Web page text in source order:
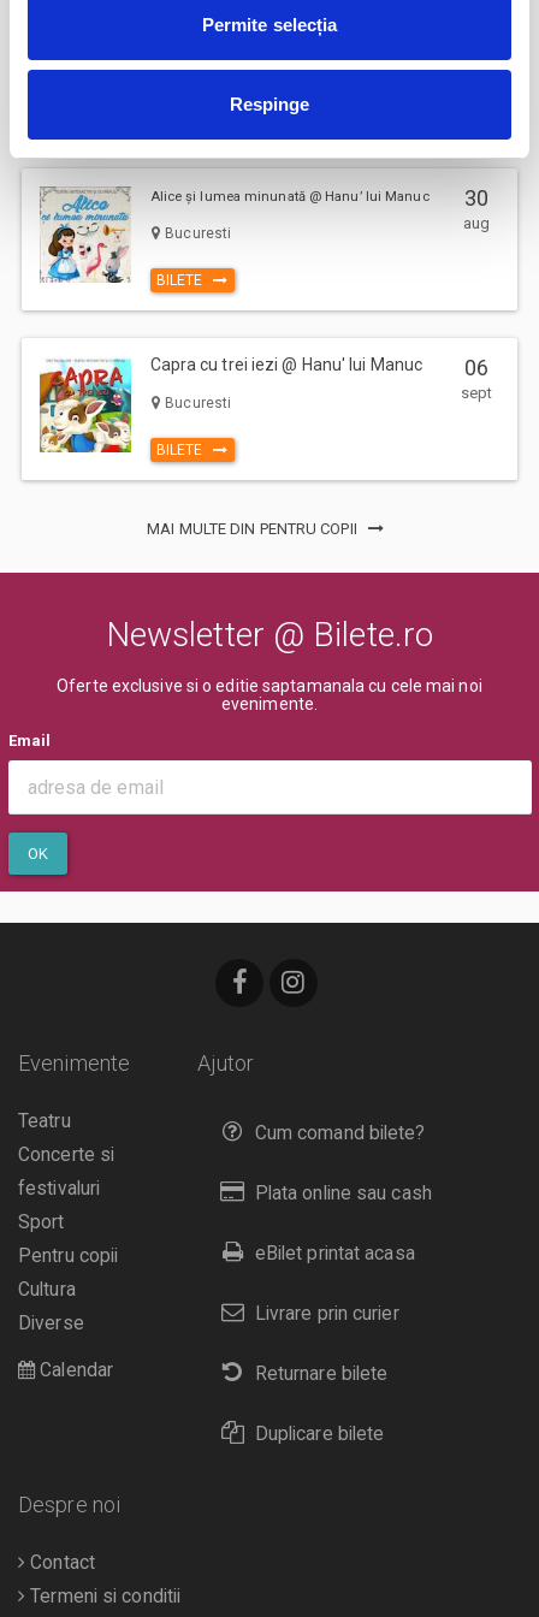
Permite selecția
Respinge
dupa inceperea spectacolului/evenimentului.
Ursul pacalit de vulpe @ Hanu' lui
Alice și lumea minunată @ Hanu’ lui Manuc
Bucuresti
BILETE
30
aug
Capra cu trei iezi @ Hanu' lui Manuc
Bucuresti
BILETE
06
sept
MAI MULTE DIN PENTRU COPII
Newsletter @ Bilete.ro
Oferte exclusive si o editie saptamanala cu cele mai noi
evenimente.
Email
OK
Ajutor
Cum comand bilete?
Plata online sau cash
eBilet printat acasa
Livrare prin curier
Returnare bilete
Duplicare bilete
Evenimente
Teatru
Concerte si
festivaluri
Sport
Pentru copii
Cultura
Diverse
Calendar
Despre noi
Contact
Termeni si conditii